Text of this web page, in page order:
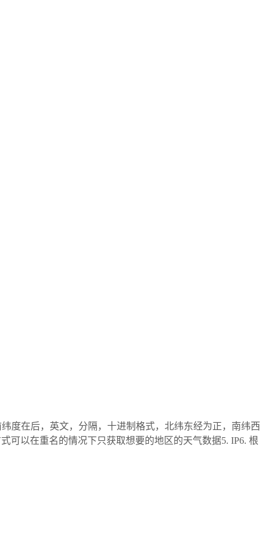
度在后，英文，分隔，十进制格式，北纬东经为正，南纬西
可以在重名的情况下只获取想要的地区的天气数据5. IP6. 根